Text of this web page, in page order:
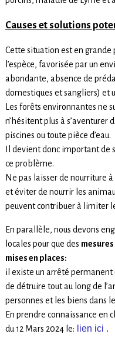
Causes et solutions
Cette situation est en grande
l’espèce, favorisée par un
abondante, absence de
domestiques et sangliers) et
Les forêts environnantes ne
n’hésitent plus à s’aventurer
piscines ou toute pièce d’eau.
Il devient donc important de
ce problème.
Ne pas laisser de nourriture
et éviter de nourrir les
peuvent contribuer à limiter
En parallèle, nous devons
locales pour que des
mises en places:
il existe un arrêté permanent
de détruire tout au long de
personnes et les biens dans
En prendre connaissance en
du 12 Mars 2024 le: lien ici .